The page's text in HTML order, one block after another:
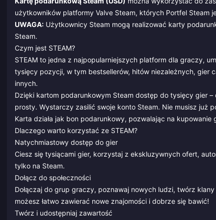
użytkowników platformy Valve Steam, których Portfel Steam
UWAGA: Użytkownicy Steam mogą realizować karty
Steam.
Czym jest STEAM?
STEAM to jedna z najpopularniejszych platform dla graczy,
tysięcy pozycji, w tym bestsellerów, hitów niezależnych, gier
innych.
Dzięki kartom podarunkowym Steam dostęp do tysięcy gier
prosty. Wystarczy zasilić swoje konto Steam. Nie musisz już
Karta działa jak bon podarunkowy, pozwalając na
Dlaczego warto korzystać ze STEAM?
Natychmiastowy dostęp do gier
Ciesz się tysiącami gier, korzystaj z ekskluzywnych ofert,
tylko na Steam.
Dołącz do społeczności
Dołączaj do grup graczy, poznawaj nowych ludzi, twórz
możesz łatwo zawierać nowe znajomości i dobrze się bawić!
Twórz i udostępniaj zawartość